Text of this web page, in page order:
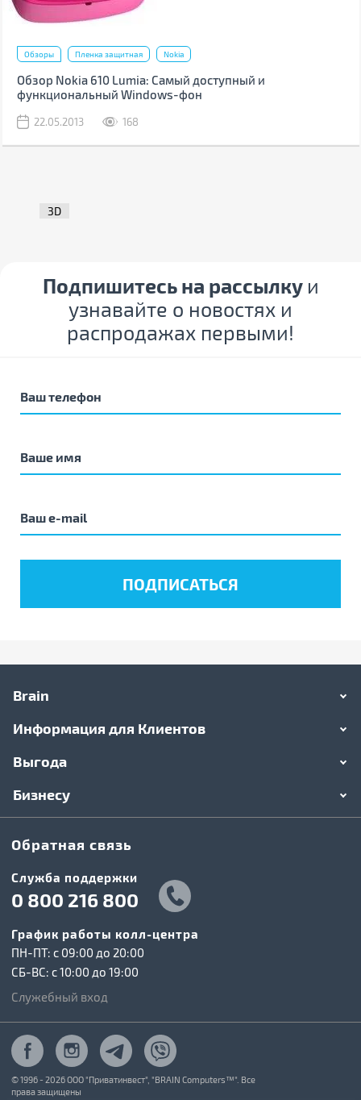
Обзоры Пленка защитная Nokia
Обзор Nokia 610 Lumia: Самый доступный и
функциональный Windows-фон
22.05.2013 168
3D
Подпишитесь на рассылку и
узнавайте о новостях и
распродажах первыми!
Brain
Информация для Клиентов
Выгода
Бизнесу
Обратная связь
Служба поддержки
0 800 216 800
График работы колл-центра
ПН-ПТ: c 09:00 до 20:00
СБ-ВС: c 10:00 до 19:00
Служебный вход
© 1996 - 2026 ООО "Приватинвест", "BRAIN Computers™". Все
права защищены